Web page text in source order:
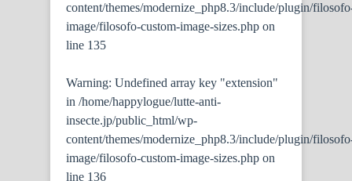
content/themes/modernize_php8.3/include/plugin/
image/filosofo-custom-image-sizes.php on
line 135
Warning: Undefined array key "extension"
in /home/happylogue/lutte-anti-
insecte.jp/public_html/wp-
content/themes/modernize_php8.3/include/plugin/
image/filosofo-custom-image-sizes.php on
line 136